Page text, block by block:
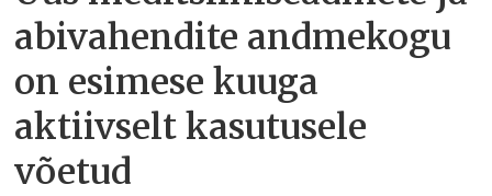
abivahendite andmekogu
on esimese kuuga
aktiivselt kasutusele
võetud